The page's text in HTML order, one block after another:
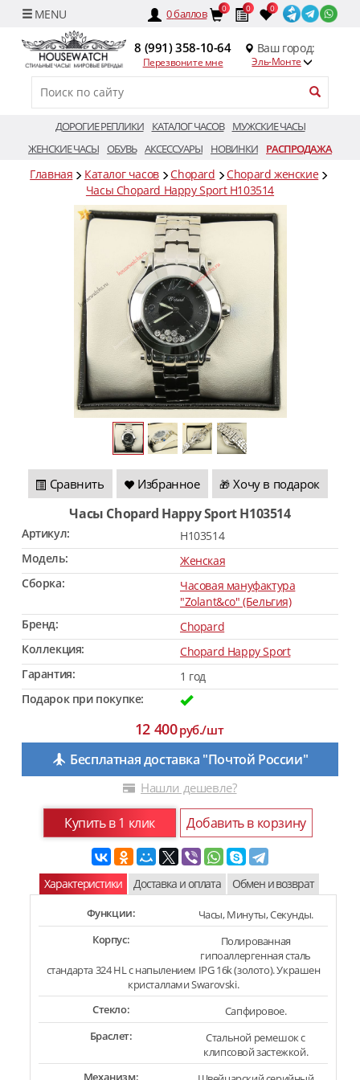
0баллов 0 0 0
8 (991) 358-10-64
Перезвоните мне
Ваш город:
Эль-Монте
ДОРОГИЕ РЕПЛИКИ КАТАЛОГ ЧАСОВ
МУЖСКИЕ ЧАСЫ
ЖЕНСКИЕ ЧАСЫ ОБУВЬ АКСЕССУАРЫ НОВИНКИ РАСПРОДАЖА
Главная Каталог часов Chopard
Chopard женские
Часы Chopard Happy Sport H103514
Сравнить Избранное 🎁 Хочу в подарок
Часы Chopard Happy Sport H103514
Артикул:
H103514
Модель:
Женская
Сборка:
Часовая мануфактура
"Zolant&co" (Бельгия)
Бренд:
Chopard
Коллекция:
Chopard Happy Sport
Гарантия:
1 год
Подарок при покупке:
12 400руб./шт
Бесплатная доставка "Почтой России"
Нашли дешевле?
Купить в 1 клик Добавить в корзину
Характеристики Доставка и оплата Обмен и возврат
Функции:
Часы, Минуты, Секунды.
Корпус:
Полированная
гипоаллергенная сталь
стандарта 324 HL с напылением IPG 16k (золото). Украшен
кристаллами Swarovski.
Стекло:
Сапфировое.
Браслет:
Стальной ремешок с
клипсовой застежкой.
Механизм: